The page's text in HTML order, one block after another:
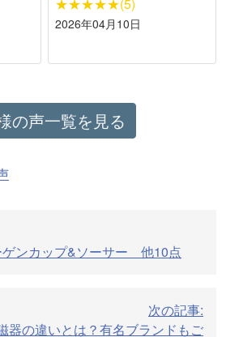
2026年04月10日
の声一覧を見る
ゲンカップ&ソーサー 他10点
次の記事:
器の違いとは？有名ブランドもご